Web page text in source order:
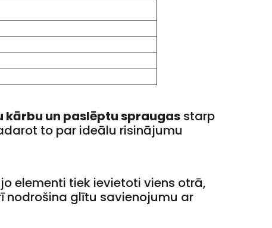
un paslēptu spraugas starp
to par ideālu risinājumu
elementi tiek ievietoti viens otrā,
nodrošina glītu savienojumu ar